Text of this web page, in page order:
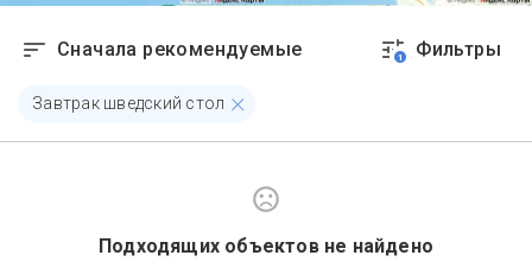
Сначала рекомендуемые 1 Фильтры
Завтрак шведский стол
Подходящих объектов не найдено